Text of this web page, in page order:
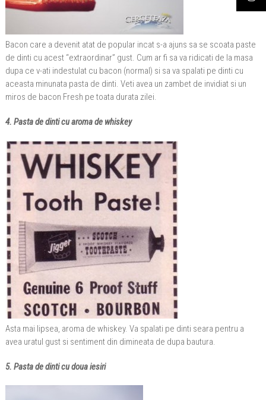
Bacon care a devenit atat de popular incat s-a ajuns sa se scoata paste
de dinti cu acest “extraordinar” gust. Cum ar fi sa va ridicati de la masa
dupa ce v-ati indestulat cu bacon (normal) si sa va spalati pe dinti cu
aceasta minunata pasta de dinti. Veti avea un zambet de invidiat si un
miros de bacon Fresh pe toata durata zilei.
4. Pasta de dinti cu aroma de whiskey
Asta mai lipsea, aroma de whiskey. Va spalati pe dinti seara pentru a
avea uratul gust si sentiment din dimineata de dupa bautura.
5. Pasta de dinti cu doua iesiri